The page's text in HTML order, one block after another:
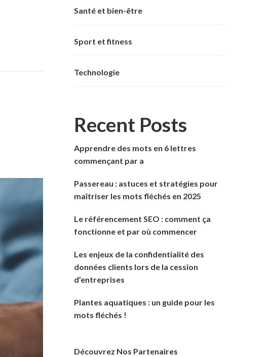
Santé et bien-être
Sport et fitness
Technologie
Recent Posts
Apprendre des mots en 6 lettres
commençant par a
Passereau : astuces et stratégies pour
maîtriser les mots fléchés en 2025
Le référencement SEO : comment ça
fonctionne et par où commencer
Les enjeux de la confidentialité des
données clients lors de la cession
d’entreprises
Plantes aquatiques : un guide pour les
mots fléchés !
Découvrez Nos Partenaires